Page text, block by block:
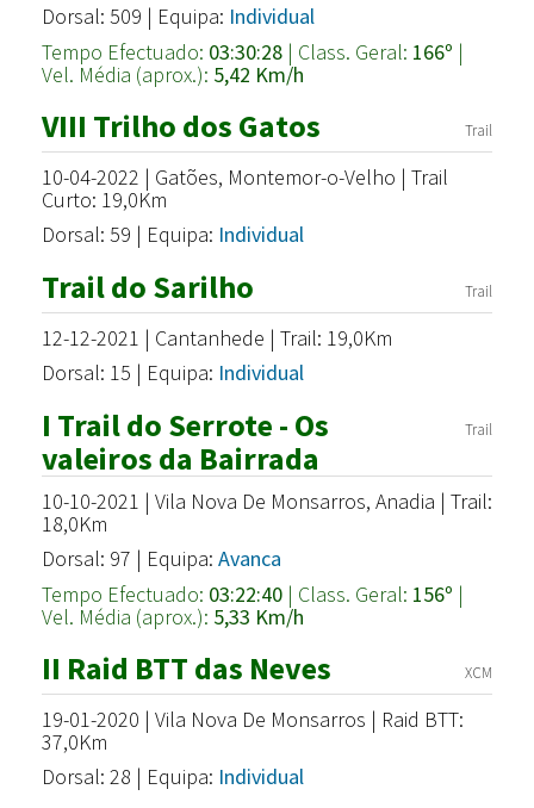
Dorsal: 509 | Equipa: Individual
Tempo Efectuado: 03:30:28 | Class. Geral: 166º |
Vel. Média (aprox.): 5,42 Km/h
VIII Trilho dos Gatos Trail
10-04-2022 | Gatões, Montemor-o-Velho | Trail
Curto: 19,0Km
Dorsal: 59 | Equipa: Individual
Trail do Sarilho Trail
12-12-2021 | Cantanhede | Trail: 19,0Km
Dorsal: 15 | Equipa: Individual
I Trail do Serrote - Os
valeiros da Bairrada
Trail
10-10-2021 | Vila Nova De Monsarros, Anadia | Trail:
18,0Km
Dorsal: 97 | Equipa: Avanca
Tempo Efectuado: 03:22:40 | Class. Geral: 156º |
Vel. Média (aprox.): 5,33 Km/h
II Raid BTT das Neves XCM
19-01-2020 | Vila Nova De Monsarros | Raid BTT:
37,0Km
Dorsal: 28 | Equipa: Individual